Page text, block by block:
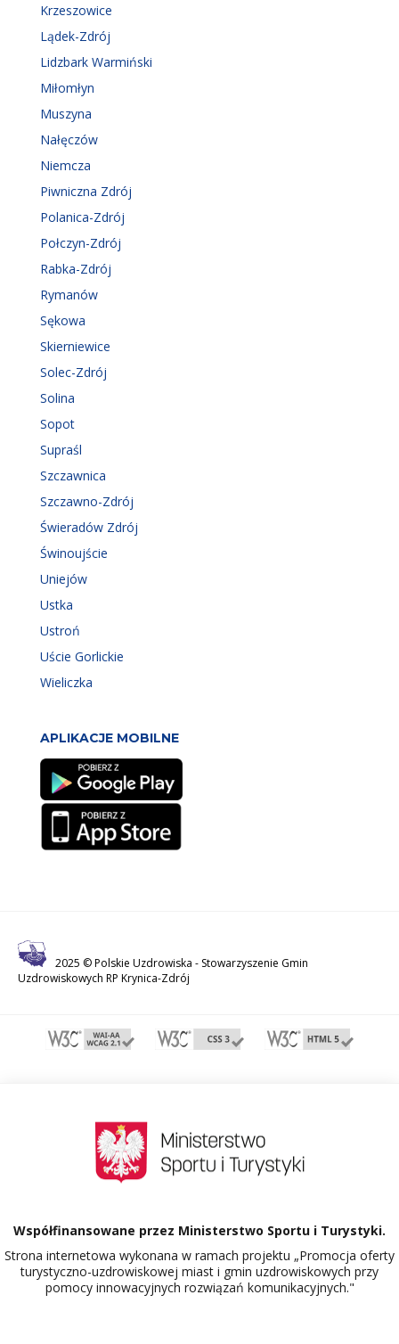
Krzeszowice
Lądek-Zdrój
Lidzbark Warmiński
Miłomłyn
Muszyna
Nałęczów
Niemcza
Piwniczna Zdrój
Polanica-Zdrój
Połczyn-Zdrój
Rabka-Zdrój
Rymanów
Sękowa
Skierniewice
Solec-Zdrój
Solina
Sopot
Supraśl
Szczawnica
Szczawno-Zdrój
Świeradów Zdrój
Świnoujście
Uniejów
Ustka
Ustroń
Uście Gorlickie
Wieliczka
APLIKACJE MOBILNE
2025 © Polskie Uzdrowiska - Stowarzyszenie Gmin
Uzdrowiskowych RP Krynica-Zdrój
Współfinansowane przez Ministerstwo Sportu i Turystyki.
Strona internetowa wykonana w ramach projektu „Promocja oferty
turystyczno-uzdrowiskowej miast i gmin uzdrowiskowych przy
pomocy innowacyjnych rozwiązań komunikacyjnych."